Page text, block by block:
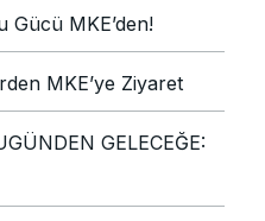
Gücü MKE’den!
MKE’ye Ziyaret
GELECEĞE: